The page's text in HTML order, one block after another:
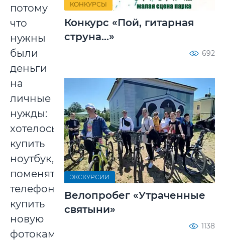
потому
что
нужны
были
деньги
на
личные
нужды:
хотелось
купить
ноутбук,
поменять
телефон,
купить
новую
фотокамеру.
КОНКУРСЫ
Конкурс «Пой, гитарная
струна...»
692
ЭКСКУРСИИ
Велопробег «Утраченные
святыни»
1138